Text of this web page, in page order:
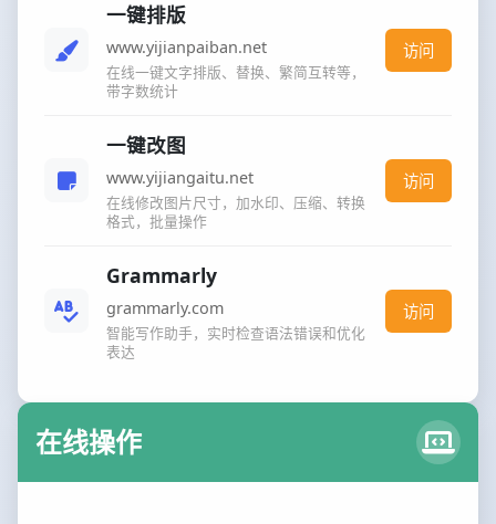
一键排版
www.yijianpaiban.net
在线一键文字排版、替换、繁简互转等，
带字数统计
访问
一键改图
www.yijiangaitu.net
在线修改图片尺寸，加水印、压缩、转换
格式，批量操作
访问
Grammarly
grammarly.com
智能写作助手，实时检查语法错误和优化
表达
访问
在线操作